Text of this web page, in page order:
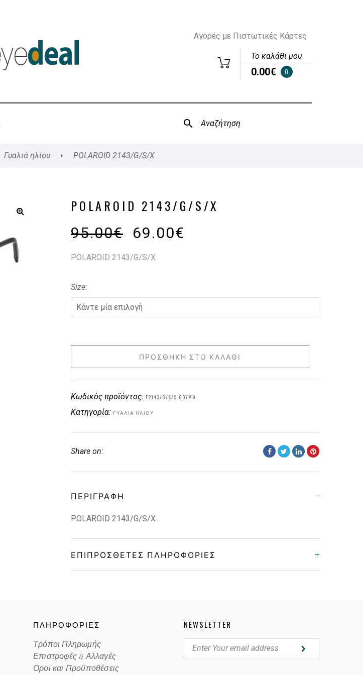
Αγορές με Πιστωτικές Κάρτες
Το καλάθι μου
0.00€ 0
Γυαλιά ηλίου POLAROID 2143/G/S/X
POLAROID 2143/G/S/X
95.00€ 69.00€
POLAROID 2143/G/S/X
Size
ΠΡΟΣΘΉΚΗ ΣΤΟ ΚΑΛΆΘΙ
Κωδικός προϊόντος: E2143/G/S/X-807M9
Κατηγορία: ΓΥΑΛΙΆ ΗΛΊΟΥ
Share on:
ΠΕΡΙΓΡΑΦΉ
POLAROID 2143/G/S/X
ΕΠΙΠΡΌΣΘΕΤΕΣ ΠΛΗΡΟΦΟΡΊΕΣ
Lens Color POLARIZED GRAY
ΠΛΗΡΟΦΟΡΙΕΣ
Τρόποι Πληρωμής
Επιστροφές & Αλλαγές
Οροι και Προϋποθέσεις
NEWSLETTER